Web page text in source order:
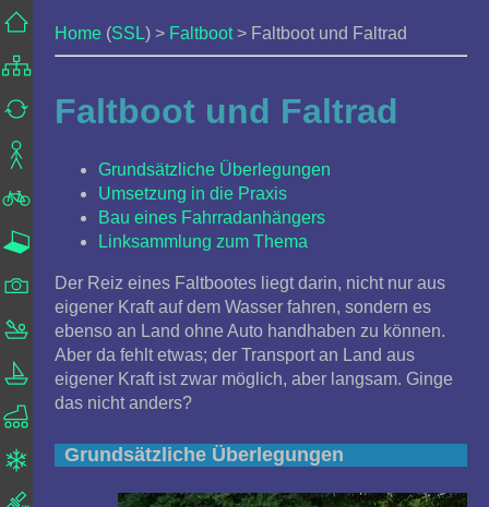
Home (SSL) > Faltboot> Faltboot und Faltrad
Faltboot und Faltrad
Grundsätzliche Überlegungen
Umsetzung in die Praxis
Bau eines Fahrradanhängers
Linksammlung zum Thema
Der Reiz eines Faltbootes liegt darin, nicht nur aus
eigener Kraft auf dem Wasser fahren, sondern es
ebenso an Land ohne Auto handhaben zu können.
Aber da fehlt etwas; der Transport an Land aus
eigener Kraft ist zwar möglich, aber langsam. Ginge
das nicht anders?
Grundsätzliche Überlegungen